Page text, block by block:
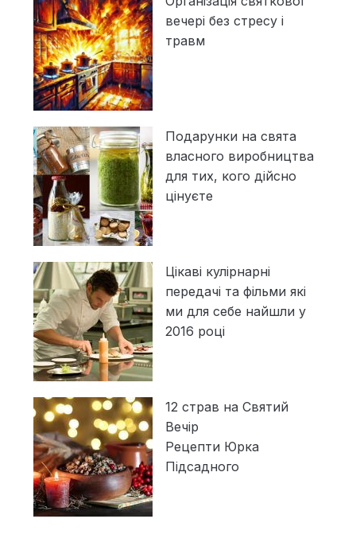
вечері без стресу і
травм
Подарунки на свята
власного виробництва
для тих, кого дійсно
цінуєте
Цікаві кулірнарні
передачі та фільми які
ми для себе найшли у
2016 році
12 страв на Святий
Вечір
Рецепти Юрка
Підсадного